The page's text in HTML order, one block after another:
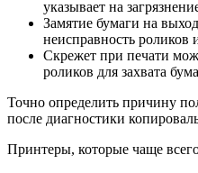
указывает на
Замятие бумаги на
неисправность
Скрежет при печати
роликов для захвата
Точно определить причину
после диагностики
Принтеры, которые чаще